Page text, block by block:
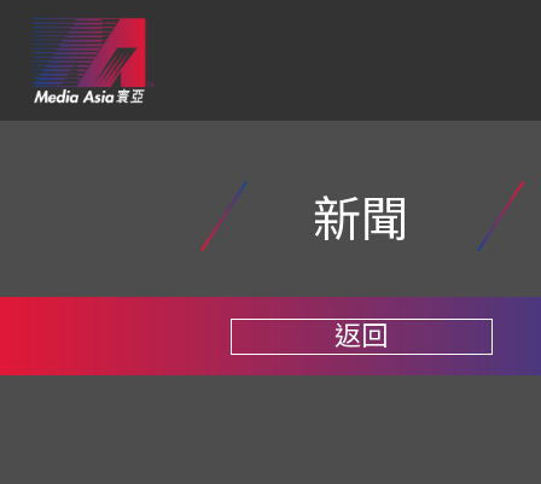
新聞
返回